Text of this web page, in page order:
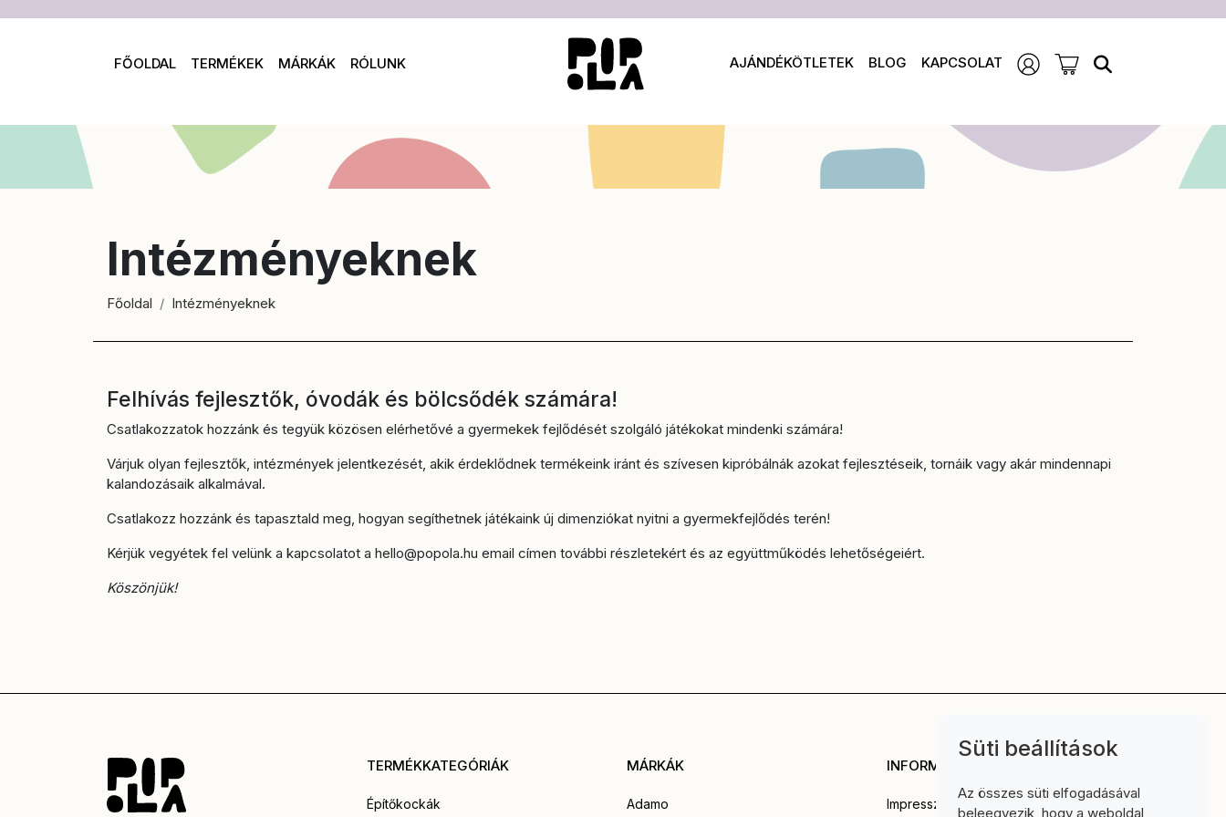
FŐOLDAL TERMÉKEK MÁRKÁK RÓLUNK AJÁNDÉKÖTLETEK BLOG KAPCSOLAT
Intézményeknek
Főoldal Intézményeknek
Felhívás fejlesztők, óvodák és bölcsődék számára!
Csatlakozzatok hozzánk és tegyük közösen elérhetővé a gyermekek fejlődését szolgáló játékokat mindenki számára!
Várjuk olyan fejlesztők, intézmények jelentkezését, akik érdeklődnek termékeink iránt és szívesen kipróbálnák azokat fejlesztéseik, tornáik vagy akár mindennapi
kalandozásaik alkalmával.
Csatlakozz hozzánk és tapasztald meg, hogyan segíthetnek játékaink új dimenziókat nyitni a gyermekfejlődés terén!
Kérjük vegyétek fel velünk a kapcsolatot a hello@popola.hu email címen további részletekért és az együttműködés lehetőségeiért.
Köszönjük!
TERMÉKKATEGÓRIÁK
Építőkockák
MÁRKÁK
Adamo
INFORMÁCIÓ
Impresszum
Süti beállítások
Az összes süti elfogadásával
beleegyezik, hogy a weboldal